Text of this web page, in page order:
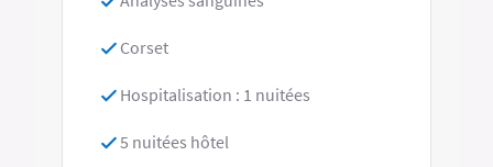
Corset
Hospitalisation : 1 nuitées
5 nuitées hôtel